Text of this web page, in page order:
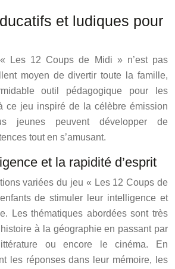
et ludiques pour
Les 12 Coups de Midi » n’est pas
moyen de divertir toute la famille,
outil pédagogique pour les
ce jeu inspiré de la célèbre émission
jeunes peuvent développer de
tout en s’amusant.
et la rapidité d’esprit
variées du jeu « Les 12 Coups de
de stimuler leur intelligence et
Les thématiques abordées sont très
à la géographie en passant par
ou encore le cinéma. En
les réponses dans leur mémoire, les